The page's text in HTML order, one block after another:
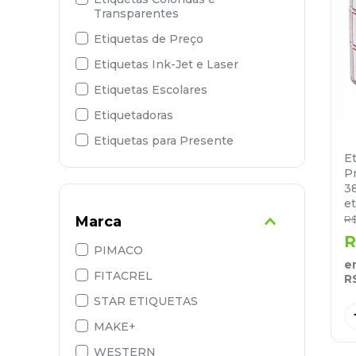
Transparentes
Etiquetas de Preço
Etiquetas Ink-Jet e Laser
Etiquetas Escolares
Etiquetadoras
Etiquetas para Presente
Etiquetas CD-DVD
Marca
PIMACO
FITACREL
STAR ETIQUETAS
MAKE+
WESTERN
R$